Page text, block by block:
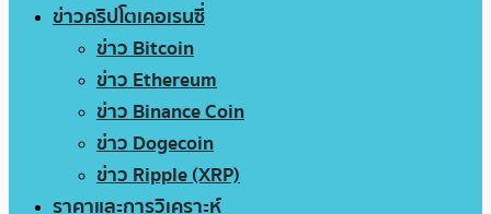
ข่าวคริปโตเคอเรนซี่
ข่าว Bitcoin
ข่าว Ethereum
ข่าว Binance Coin
ข่าว Dogecoin
ข่าว Ripple (XRP)
ราคาและการวิเคราะห์